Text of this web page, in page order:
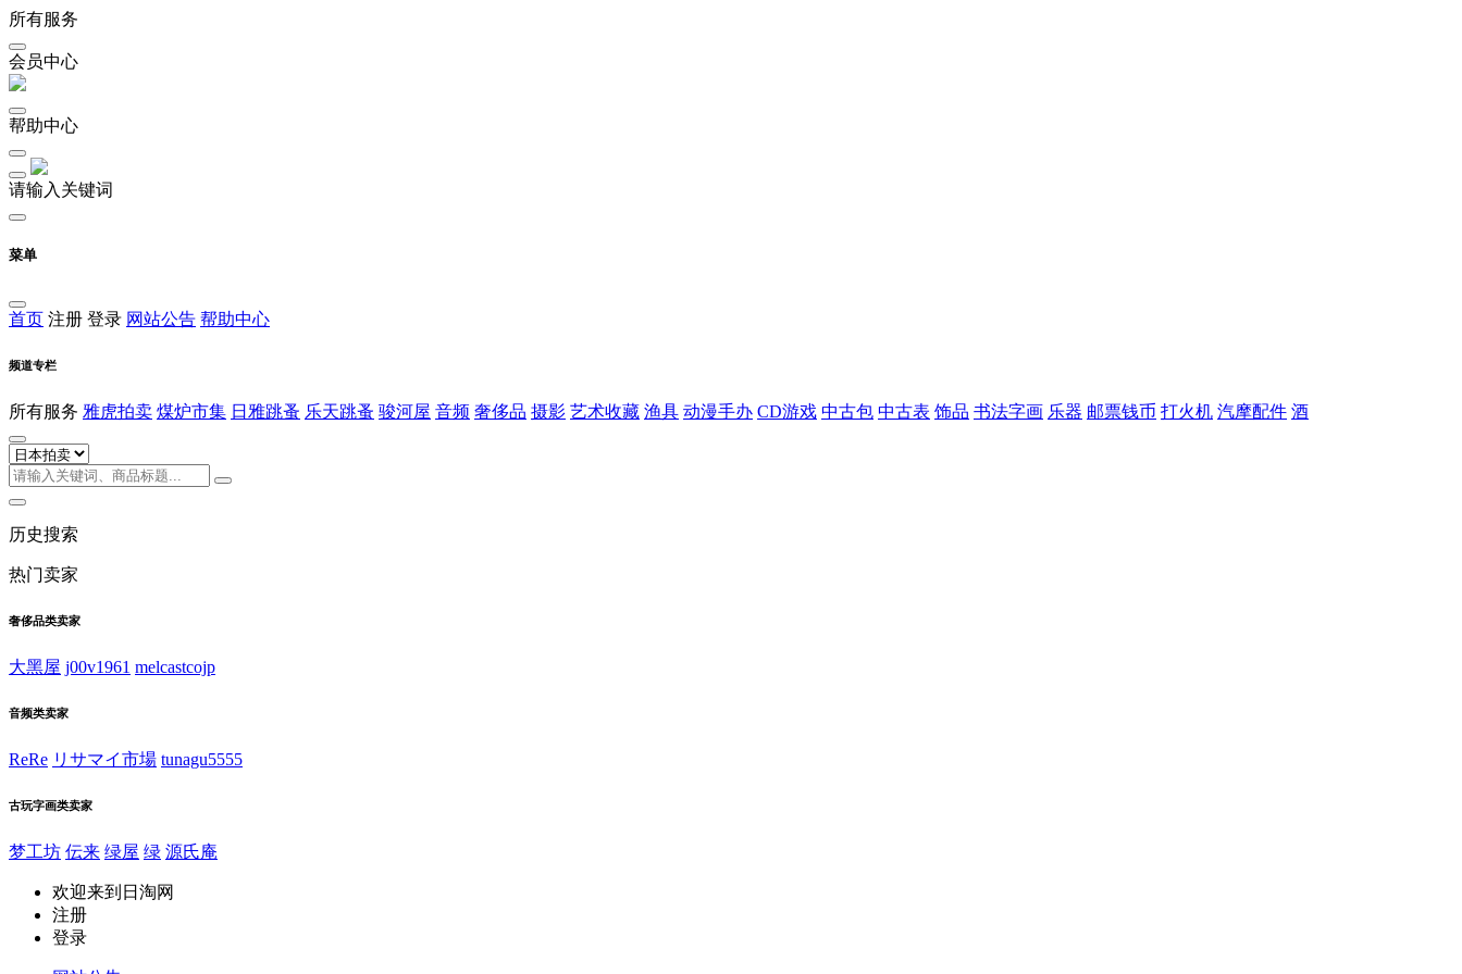
所有服务
会员中心
帮助中心
请输入关键词
菜单
首页 注册 登录 网站公告 帮助中心
频道专栏
所有服务 雅虎拍卖 煤炉市集 日雅跳蚤 乐天跳蚤 骏河屋 音频 奢侈品 摄影 艺术收藏 渔具 动漫手办 CD游戏 中古包 中古表 饰品 书法字画 乐器 邮票钱币 打火机 汽摩配件 酒
历史搜索
热门卖家
奢侈品类卖家
大黑屋 j00v1961 melcastcojp
音频类卖家
ReRe リサマイ市場 tunagu5555
古玩字画类卖家
梦工坊 伝来 绿屋 绿 源氏庵
欢迎来到日淘网
注册
登录